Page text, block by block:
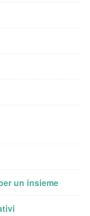
un insieme